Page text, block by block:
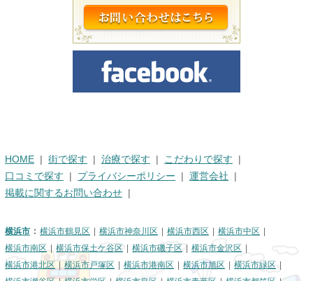
HOME 街で探す 治療で探す
こだわりで探す
口コミで探す
プライバシーポリシー
運営会社
掲載に関するお問い合わせ
横浜市 横浜市鶴見区 横浜市神奈川区 横浜市西区
横浜市中区
横浜市南区
横浜市保土ケ谷区 横浜市磯子区
横浜市金沢区
横浜市港北区
横浜市戸塚区 横浜市港南区 横浜市旭区
横浜市緑区